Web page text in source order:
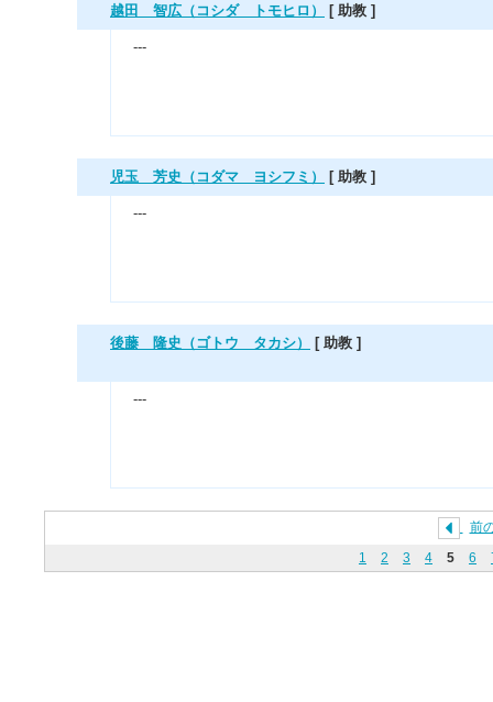
越田 智広（コシダ トモヒロ） [ 助教 ]
---
児玉 芳史（コダマ ヨシフミ） [ 助教 ]
---
後藤 隆史（ゴトウ タカシ） [ 助教 ]
---
前
1
2 3 4 5 6